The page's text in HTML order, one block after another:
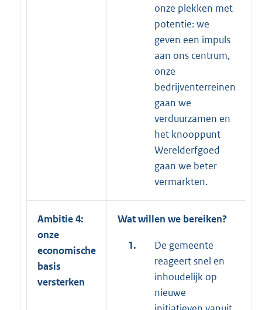
onze plekken met
potentie: we
geven een impuls
aan ons centrum,
onze
bedrijventerreinen
gaan we
verduurzamen en
het knooppunt
Werelderfgoed
gaan we beter
vermarkten.
Ambitie 4:
onze
economische
basis
versterken
Wat willen we bereiken?
1.
De gemeente
reageert snel en
inhoudelijk op
nieuwe